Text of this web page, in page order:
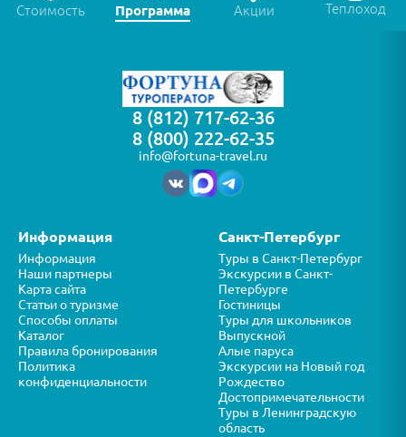
Стоимость Программа Акции Теплоход
8 (812) 717-62-36
8 (800) 222-62-35
info@fortuna-travel.ru
Информация
Информация
Наши партнеры
Карта сайта
Статьи о туризме
Способы оплаты
Каталог
Правила бронирования
Политика
конфиденциальности
Санкт-Петербург
Туры в Санкт-Петербург
Экскурсии в Санкт-
Петербурге
Гостиницы
Туры для школьников
Выпускной
Алые паруса
Экскурсии на Новый год
Рождество
Достопримечательности
Туры в Ленинградскую
область